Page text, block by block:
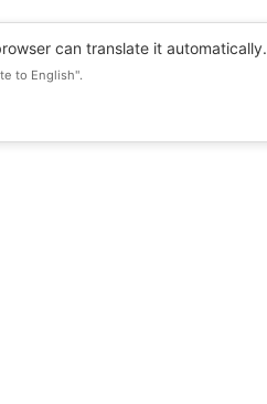
can translate it automatically.
to English".